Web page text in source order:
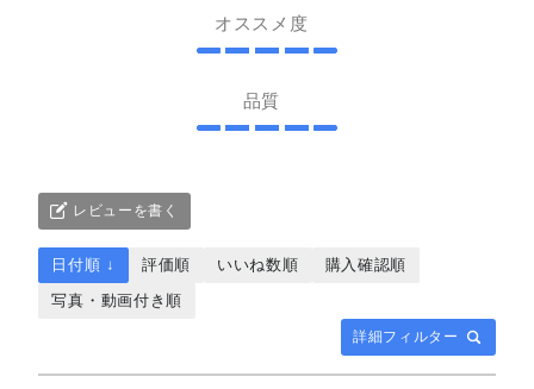
オススメ度
品質
レビューを書く
詳細フィルター
日付順 ↓ 評価順 いいね数順
購入確認順
写真・動画付き順